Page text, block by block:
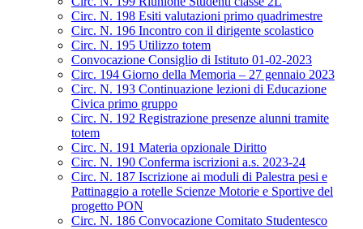
Circ. N. 198 Esiti valutazioni primo quadrimestre
Circ. N. 196 Incontro con il dirigente scolastico
Circ. N. 195 Utilizzo totem
Convocazione Consiglio di Istituto 01-02-2023
Circ. 194 Giorno della Memoria – 27 gennaio 2023
Circ. N. 193 Continuazione lezioni di Educazione
Civica primo gruppo
Circ. N. 192 Registrazione presenze alunni tramite
totem
Circ. N. 191 Materia opzionale Diritto
Circ. N. 190 Conferma iscrizioni a.s. 2023-24
Circ. N. 187 Iscrizione ai moduli di Palestra pesi e
Pattinaggio a rotelle Scienze Motorie e Sportive del
progetto PON
Circ. N. 186 Convocazione Comitato Studentesco